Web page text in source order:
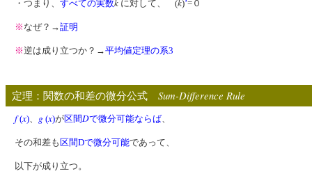
・つまり、 すべての実数k に対して、 (k)’=０
※ なぜ？→証明
※逆は成り立つか？→平均値定理の系3
定理：関数の和差の微分公式Sum-Difference Rule
f(x)、 g (x)が区間Dで微分可能ならば、
その和差も 区間Dで微分可能であって、
以下が成り立つ。